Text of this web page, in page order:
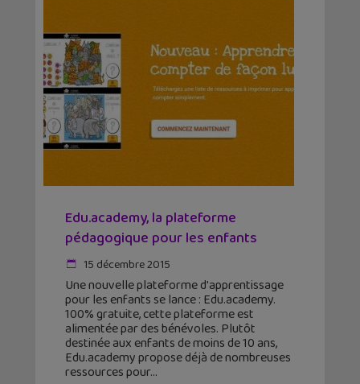
Edu.academy, la plateforme
pédagogique pour les enfants
15 décembre 2015
Une nouvelle plateforme d'apprentissage
pour les enfants se lance : Edu.academy.
100% gratuite, cette plateforme est
alimentée par des bénévoles. Plutôt
destinée aux enfants de moins de 10 ans,
Edu.academy propose déjà de nombreuses
ressources pour